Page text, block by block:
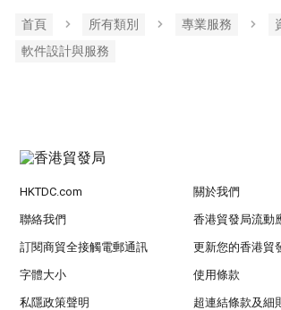
首頁 所有類別 專業服務
軟件設計與服務
HKTDC.com 關於我們
聯絡我們 香港貿發局流動
訂閱商貿全接觸電郵通訊 更新您的香港貿
字體大小 使用條款
私隱政策聲明 超連結條款及細